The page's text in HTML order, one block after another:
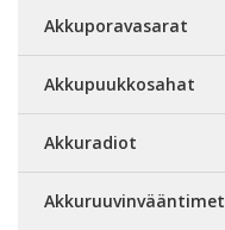
Akkuporavasarat
Akkupuukkosahat
Akkuradiot
Akkuruuvinvääntimet